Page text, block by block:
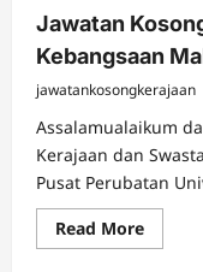
Mei
2016
Jawatan
Kebangsaan
jawatankosongkerajaan
Assalamualaikum
Kerajaan dan
Pusat Perubatan
Read MoreRead
more